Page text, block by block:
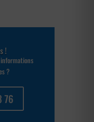
!
?
76